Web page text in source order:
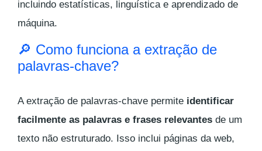
incluindo estatísticas, linguística e aprendizado de
máquina.
🔎 Como funciona a extração de
palavras-chave?
A extração de palavras-chave permite identificar
facilmente as palavras e frases relevantes de um
texto não estruturado. Isso inclui páginas da web,